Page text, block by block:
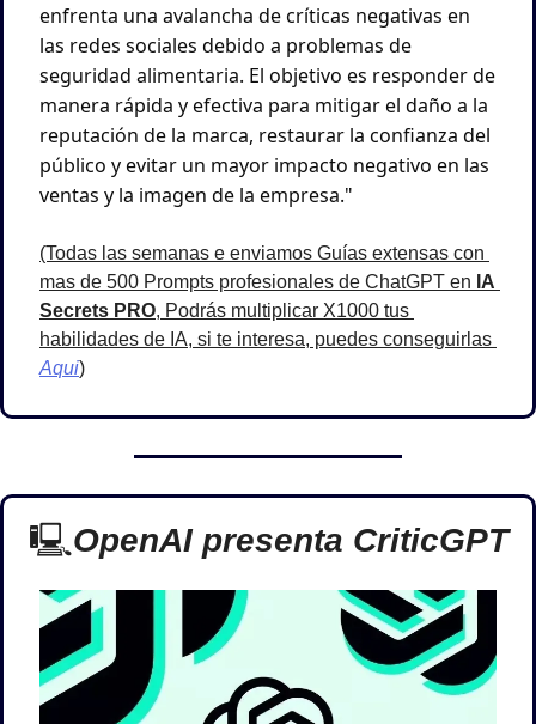
enfrenta una avalancha de críticas negativas en
las redes sociales debido a problemas de
seguridad alimentaria. El objetivo es responder de
manera rápida y efectiva para mitigar el daño a la
reputación de la marca, restaurar la confianza del
público y evitar un mayor impacto negativo en las
ventas y la imagen de la empresa."
(Todas las semanas e enviamos Guías extensas con
mas de 500 Prompts profesionales de ChatGPT en IA
Secrets PRO, Podrás multiplicar X1000 tus
Aqui)
🖳 OpenAI presenta CriticGPT